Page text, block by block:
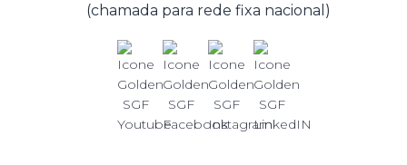
(chamada para rede fixa nacional)